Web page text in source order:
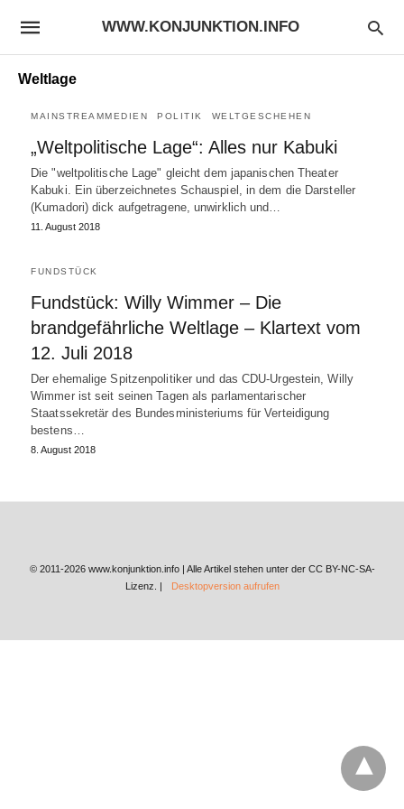
WWW.KONJUNKTION.INFO
Weltlage
MAINSTREAMMEDIEN POLITIK WELTGESCHEHEN
„Weltpolitische Lage“: Alles nur Kabuki
Die "weltpolitische Lage" gleicht dem japanischen Theater
Kabuki. Ein überzeichnetes Schauspiel, in dem die Darsteller
(Kumadori) dick aufgetragene, unwirklich und…
11. August 2018
FUNDSTÜCK
Fundstück: Willy Wimmer – Die
brandgefährliche Weltlage – Klartext vom
12. Juli 2018
Der ehemalige Spitzenpolitiker und das CDU-Urgestein, Willy
Wimmer ist seit seinen Tagen als parlamentarischer
Staatssekretär des Bundesministeriums für Verteidigung
bestens…
8. August 2018
© 2011-2026 www.konjunktion.info | Alle Artikel stehen unter der CC BY-NC-SA-
Lizenz. |
Desktopversion aufrufen